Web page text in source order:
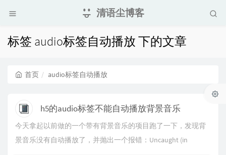
清语尘博客
标签 audio标签自动播放 下的文章
首页 audio标签自动播放
h5的audio标签不能自动播放背景音乐
今天拿起以前做的一个带有背景音乐的项目跑了一下，发现背
景音乐没有自动播放了，并抛出一个报错：Uncaught (in